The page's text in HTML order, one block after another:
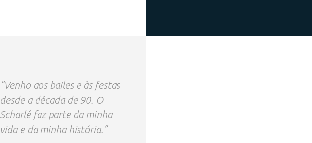
“Venho aos bailes e às festas
desde a década de 90. O
Scharlé faz parte da minha
vida e da minha história.”